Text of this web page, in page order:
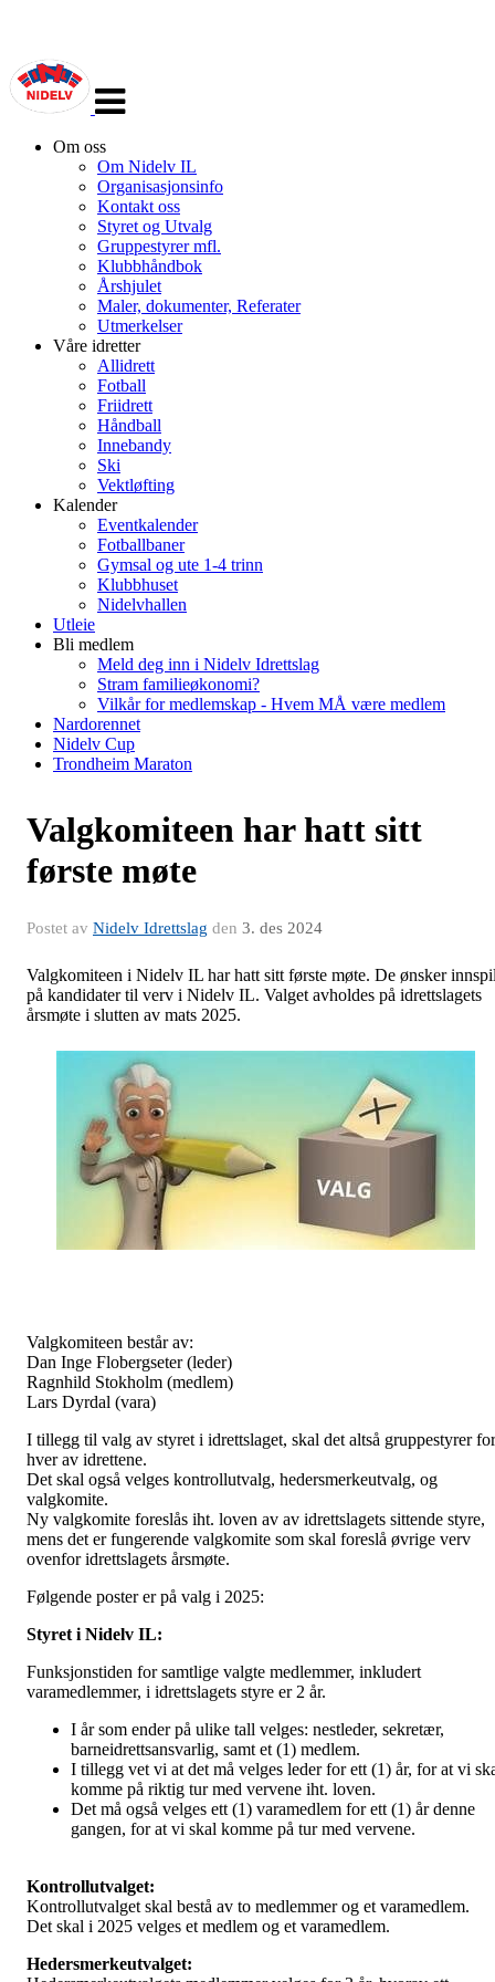
navigasjon
Om oss
Om Nidelv IL
Organisasjonsinfo
Kontakt oss
Styret og Utvalg
Gruppestyrer mfl.
Klubbhåndbok
Årshjulet
Maler, dokumenter, Referater
Utmerkelser
Våre idretter
Allidrett
Fotball
Friidrett
Håndball
Innebandy
Ski
Vektløfting
Kalender
Eventkalender
Fotballbaner
Gymsal og ute 1-4 trinn
Klubbhuset
Nidelvhallen
Utleie
Bli medlem
Meld deg inn i Nidelv Idrettslag
Stram familieøkonomi?
Vilkår for medlemskap - Hvem MÅ være medlem
Nardorennet
Nidelv Cup
Trondheim Maraton
Valgkomiteen har hatt sitt
første møte
Postet av Nidelv Idrettslag den 3. des 2024
Valgkomiteen i Nidelv IL har hatt sitt første møte. De ønsker
på kandidater til verv i Nidelv IL. Valget avholdes på idrettslagets
årsmøte i slutten av mats 2025.
Valgkomiteen består av:
Dan Inge Flobergseter (leder)
Ragnhild Stokholm (medlem)
Lars Dyrdal (vara)
I tillegg til valg av styret i idrettslaget, skal det altså gruppestyrer for
hver av idrettene.
Det skal også velges kontrollutvalg, hedersmerkeutvalg, og
valgkomite.
Ny valgkomite foreslås iht. loven av av idrettslagets sittende styre,
mens det er fungerende valgkomite som skal foreslå øvrige verv
ovenfor idrettslagets årsmøte.
Følgende poster er på valg i 2025:
Styret i Nidelv IL:
Funksjonstiden for samtlige valgte medlemmer, inkludert
varamedlemmer, i idrettslagets styre er 2 år.
I år som ender på ulike tall velges: nestleder, sekretær,
barneidrettsansvarlig, samt et (1) medlem.
I tillegg vet vi at det må velges leder for ett (1) år, for at vi
komme på riktig tur med vervene iht. loven.
Det må også velges ett (1) varamedlem for ett (1) år denne
gangen, for at vi skal komme på tur med vervene.
Kontrollutvalget:
Kontrollutvalget skal bestå av to medlemmer og et varamedlem.
Det skal i 2025 velges et medlem og et varamedlem.
Hedersmerkeutvalget: